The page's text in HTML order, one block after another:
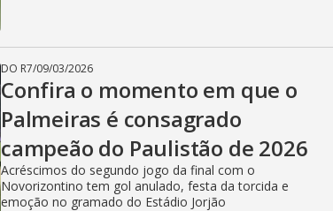
DO R7/09/03/2026
Confira o momento em que o
Palmeiras é consagrado
campeão do Paulistão de 2026
Acréscimos do segundo jogo da final com o
Novorizontino tem gol anulado, festa da torcida e
emoção no gramado do Estádio Jorjão